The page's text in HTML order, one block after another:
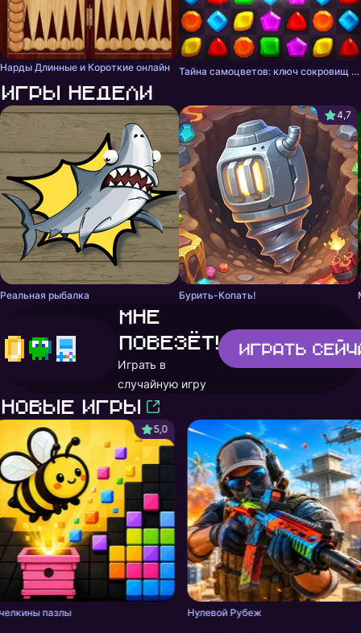
Нарды Длинные и Короткие онлайн Тайна самоцветов: ключ сокровищ - три в ряд
Игры недели
Реальная рыбалка
4,7
Бурить-Копать!
Мне
повезёт!
Играть в
случайную игру
Играть
Новые игры
5,0
пазлы Нулевой Рубеж